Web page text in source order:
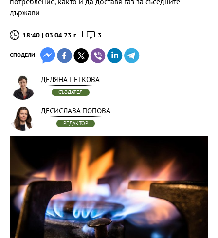
държави
18:40 | 03.04.23 г. 3
СПОДЕЛИ:
ДЕЛЯНА ПЕТКОВА
СЪЗДАТЕЛ
ДЕСИСЛАВА ПОПОВА
РЕДАКТОР